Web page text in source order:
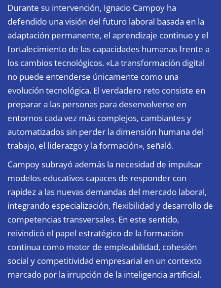
Durante su intervención, Ignacio Campoy ha
defendido una visión del futuro laboral basada en la
adaptación permanente, el aprendizaje continuo y el
fortalecimiento de las capacidades humanas frente a
los cambios tecnológicos. «La transformación digital
no puede entenderse únicamente como una
evolución tecnológica. El verdadero reto consiste en
preparar a las personas para desenvolverse en
entornos cada vez más complejos, cambiantes y
automatizados sin perder la dimensión humana del
trabajo, el liderazgo y la formación», señaló.
Campoy subrayó además la necesidad de impulsar
modelos educativos capaces de responder con
rapidez a las nuevas demandas del mercado laboral,
integrando especialización, flexibilidad y desarrollo de
competencias transversales. En este sentido,
reivindicó el papel estratégico de la formación
continua como motor de empleabilidad, cohesión
social y competitividad empresarial en un contexto
marcado por la irrupción de la inteligencia artificial.